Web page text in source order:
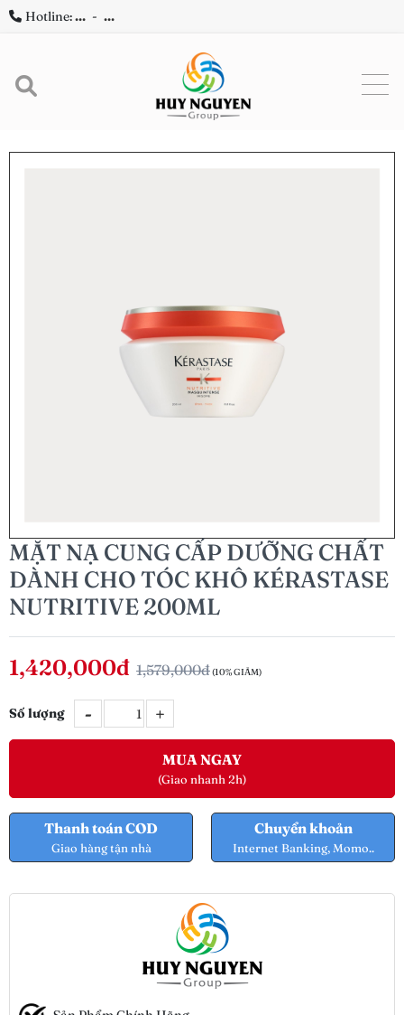
Hotline:... - ...
MẶT NẠ CUNG CẤP DƯỠNG CHẤT
DÀNH CHO TÓC KHÔ KÉRASTASE
NUTRITIVE 200ML
1,420,000đ 1,579,000đ(10% GIẢM)
Số lượng - +
MUA NGAY
(Giao nhanh 2h)
Thanh toán COD
Giao hàng tận nhà
Chuyển khoản
Internet Banking, Momo..